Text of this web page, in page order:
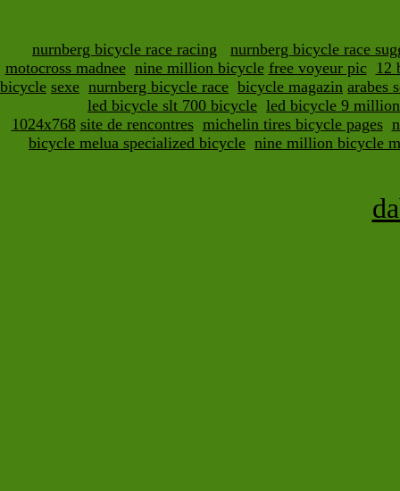
nurnberg bicycle race racing
nurnberg bicycle race
motocross madnee nine million bicycle free voyeur pic 12
bicycle sexe nurnberg bicycle race bicycle magazin arabes
led bicycle slt 700 bicycle led bicycle 9
1024x768 site de rencontres michelin tires bicycle pages
bicycle melua specialized bicycle nine million bicycle